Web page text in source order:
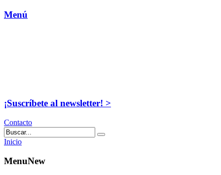
Menú
¡Suscríbete al newsletter! >
Contacto
Inicio
MenuNew